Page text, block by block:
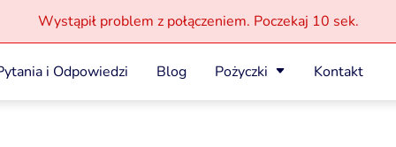
Wystąpił problem z połączeniem. Poczekaj 10 sek.
i Odpowiedzi Blog Pożyczki Kontakt